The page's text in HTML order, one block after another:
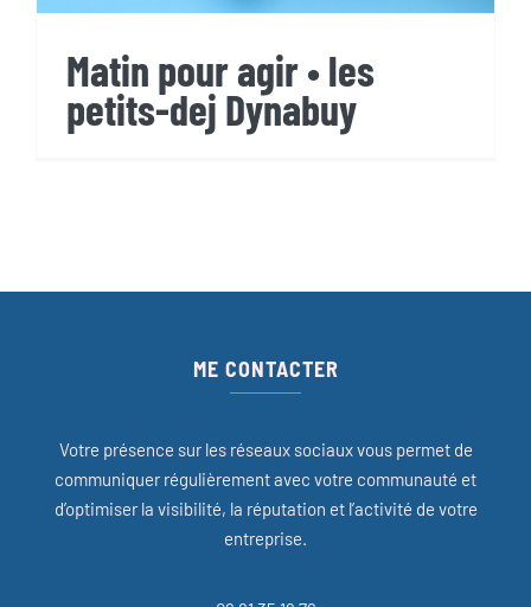
Matin pour agir • les
petits-dej Dynabuy
ME CONTACTER
Votre présence sur les réseaux sociaux vous permet de
communiquer régulièrement avec votre communauté et
d’optimiser la visibilité, la réputation et l’activité de votre
entreprise.